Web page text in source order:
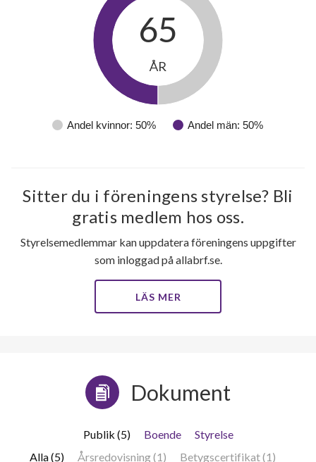
Andel kvinnor: 50% Andel män: 50%
65
ÅR
Sitter du i föreningens styrelse? Bli
gratis medlem hos oss.
Styrelsemedlemmar kan uppdatera föreningens uppgifter
som inloggad på allabrf.se.
LÄS MER
Dokument
Publik (5) Boende
Styrelse
Alla (5)
Årsredovisning (1)
Betygscertifikat (1)